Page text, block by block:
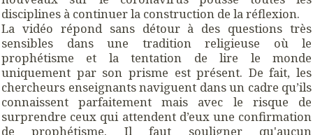
disciplines à continuer la construction de la réflexion.
La vidéo répond sans détour à des questions très
sensibles dans une tradition religieuse où le
prophétisme et la tentation de lire le monde
uniquement par son prisme est présent. De fait, les
chercheurs enseignants naviguent dans un cadre qu’ils
connaissent parfaitement mais avec le risque de
surprendre ceux qui attendent d’eux une confirmation
de prophétisme. Il faut souligner qu'aucun